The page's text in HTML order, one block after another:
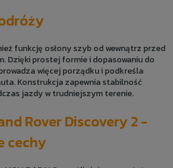
funkcję osłony szyb od wewnątrz przed
Dzięki prostej formie i dopasowaniu do
więcej porządku i podkreśla
Konstrukcja zapewnia stabilność
jazdy w trudniejszym terenie.
Rover Discovery 2 -
cechy